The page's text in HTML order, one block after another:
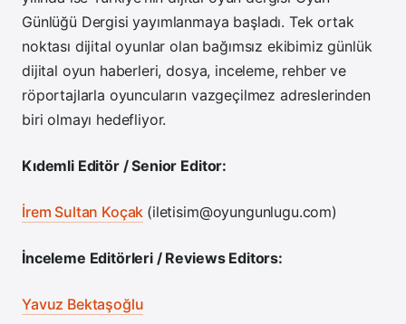
Günlüğü Dergisi yayımlanmaya başladı. Tek ortak
noktası dijital oyunlar olan bağımsız ekibimiz günlük
dijital oyun haberleri, dosya, inceleme, rehber ve
röportajlarla oyuncuların vazgeçilmez adreslerinden
biri olmayı hedefliyor.
Kıdemli Editör / Senior Editor:
İrem Sultan Koçak (iletisim@oyungunlugu.com)
İnceleme Editörleri / Reviews Editors:
Yavuz Bektaşoğlu